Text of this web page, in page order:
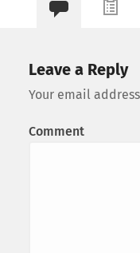
Leave a Reply
Your email
Comment